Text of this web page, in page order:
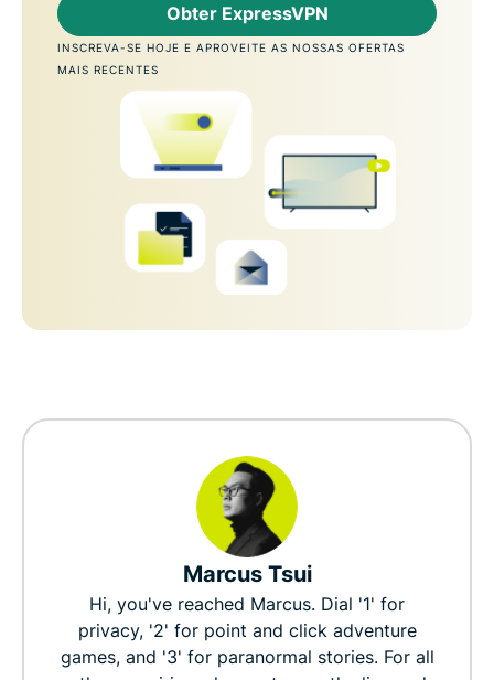
Obter ExpressVPN
INSCREVA-SE HOJE E APROVEITE AS NOSSAS OFERTAS
MAIS RECENTES
Marcus Tsui
Hi, you've reached Marcus. Dial '1' for
privacy, '2' for point and click adventure
games, and '3' for paranormal stories. For all